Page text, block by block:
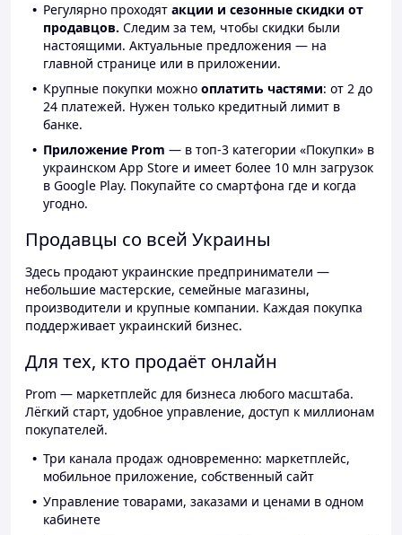
Регулярно проходят акции и сезонные скидки от
продавцов. Следим за тем, чтобы скидки были
настоящими. Актуальные предложения — на
главной странице или в приложении.
Крупные покупки можно оплатить частями: от 2 до
24 платежей. Нужен только кредитный лимит в
банке.
Приложение Prom — в топ-3 категории «Покупки» в
украинском App Store и имеет более 10 млн загрузок
в Google Play. Покупайте со смартфона где и когда
угодно.
Продавцы со всей Украины
Здесь продают украинские предприниматели —
небольшие мастерские, семейные магазины,
производители и крупные компании. Каждая покупка
поддерживает украинский бизнес.
Для тех, кто продаёт онлайн
Prom — маркетплейс для бизнеса любого масштаба.
Лёгкий старт, удобное управление, доступ к миллионам
покупателей.
Три канала продаж одновременно: маркетплейс,
мобильное приложение, собственный сайт
Управление товарами, заказами и ценами в одном
кабинете